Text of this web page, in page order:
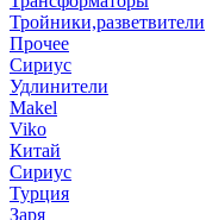
Тройники,разветвители
Прочее
Сириус
Удлинители
Makel
Viko
Китай
Сириус
Турция
Заря